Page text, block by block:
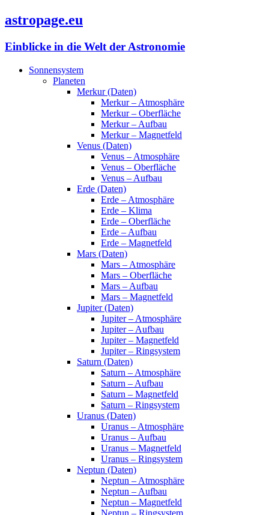
astropage.eu
Einblicke in die Welt der Astronomie
Sonnensystem
Planeten
Merkur (Daten)
Merkur – Atmosphäre
Merkur – Oberfläche
Merkur – Aufbau
Merkur – Magnetfeld
Venus (Daten)
Venus – Atmosphäre
Venus – Oberfläche
Venus – Aufbau
Erde (Daten)
Erde – Atmosphäre
Erde – Klima
Erde – Oberfläche
Erde – Aufbau
Erde – Magnetfeld
Mars (Daten)
Mars – Atmosphäre
Mars – Oberfläche
Mars – Aufbau
Mars – Magnetfeld
Jupiter (Daten)
Jupiter – Atmosphäre
Jupiter – Aufbau
Jupiter – Magnetfeld
Jupiter – Ringsystem
Saturn (Daten)
Saturn – Atmosphäre
Saturn – Aufbau
Saturn – Magnetfeld
Saturn – Ringsystem
Uranus (Daten)
Uranus – Atmosphäre
Uranus – Aufbau
Uranus – Magnetfeld
Uranus – Ringsystem
Neptun (Daten)
Neptun – Atmosphäre
Neptun – Aufbau
Neptun – Magnetfeld
Neptun – Ringsystem